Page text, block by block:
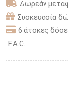
Δωρεάν
Συσκευασία
6 άτοκες
F.A.Q.